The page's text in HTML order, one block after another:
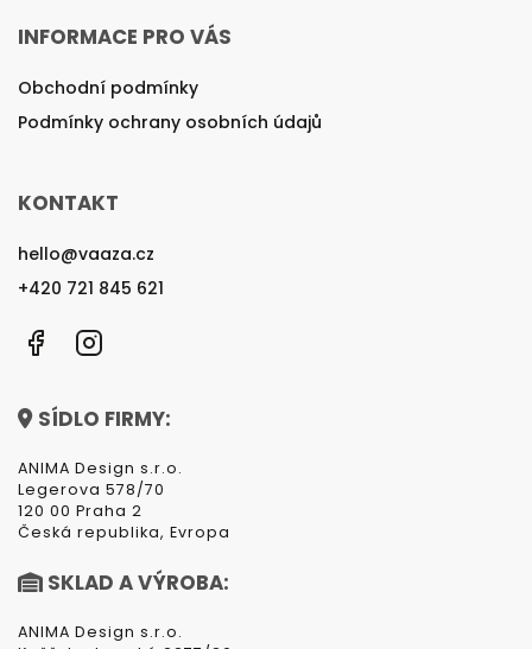
INFORMACE PRO VÁS
Obchodní podmínky
Podmínky ochrany osobních údajů
KONTAKT
hello@vaaza.cz
+420 721 845 621
Facebook
SÍDLO FIRMY:
ANIMA Design s.r.o.
Legerova 578/70
120 00 Praha 2
Česká republika, Evropa
SKLAD A VÝROBA:
ANIMA Design s.r.o.